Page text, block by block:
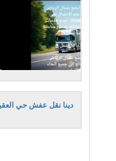
دينا نقل عفش حي العقيق